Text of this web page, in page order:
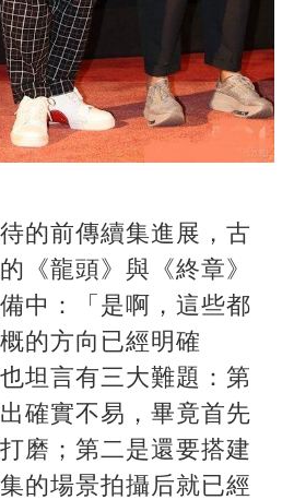
的前傳續集進展，古
《龍頭》與《終章》
中：「是啊，這些都
的方向已經明確
坦言有三大難題：第
確實不易，畢竟首先
磨；第二是還要搭建
的場景拍攝后就已經